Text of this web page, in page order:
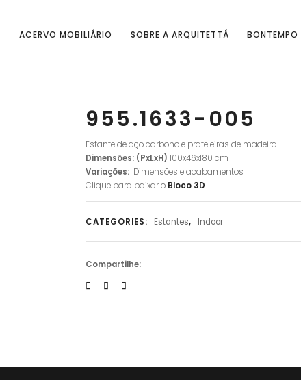
ACERVO MOBILIÁRIO SOBRE A ARQUITETTÁ BONTEMPO
955.1633-005
Estante de aço carbono e prateleiras de madeira
Dimensões: (PxLxH) 100x46x180 cm
Variações: Dimensões e acabamentos
Clique para baixar o Bloco 3D
CATEGORIES: Estantes, Indoor
Compartilhe: